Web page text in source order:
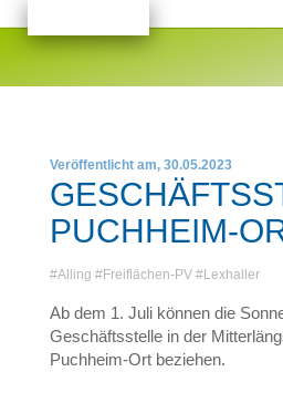
Veröffentlicht am, 30.05.2023
PUCHHEIM-
#Alling #Freiflächen-PV#Lexhaller
Ab dem 1. Juli können die
Geschäftsstelle in der
Puchheim-Ort beziehen.